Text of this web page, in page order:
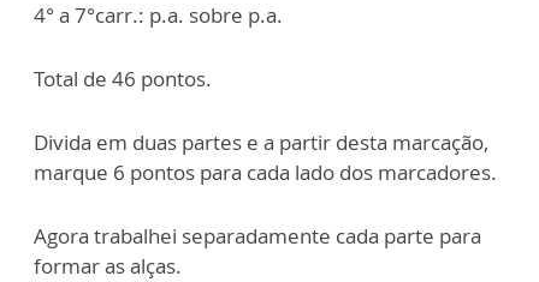
4° a 7°carr.: p.a. sobre p.a.
Total de 46 pontos.
Divida em duas partes e a partir desta marcação,
marque 6 pontos para cada lado dos marcadores.
Agora trabalhei separadamente cada parte para
formar as alças.